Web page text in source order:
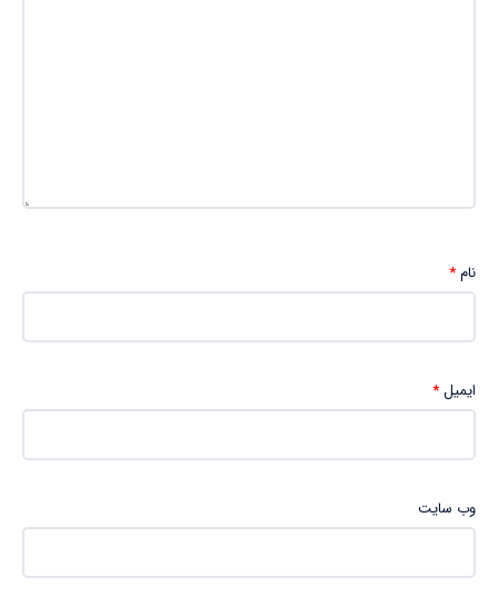
نام*
ایمیل*
وب‌ سایت